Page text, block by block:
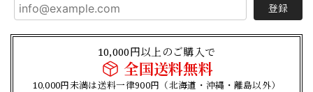
登録
10,000円以上のご購入で
全国送料無料
10,000円未満は送料一律900円（北海道・沖縄・離島以外）